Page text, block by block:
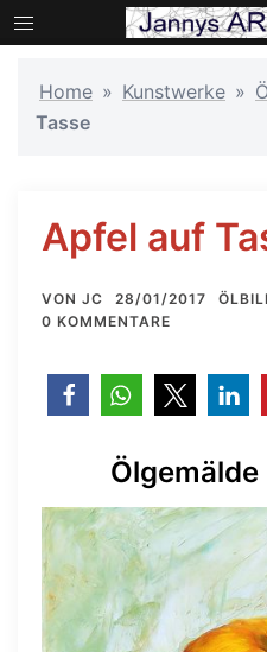
Zum
Inhalt
Home » Kunstwerke »
Tasse
Apfel auf
VON JC 28/01/2017
0 KOMMENTARE